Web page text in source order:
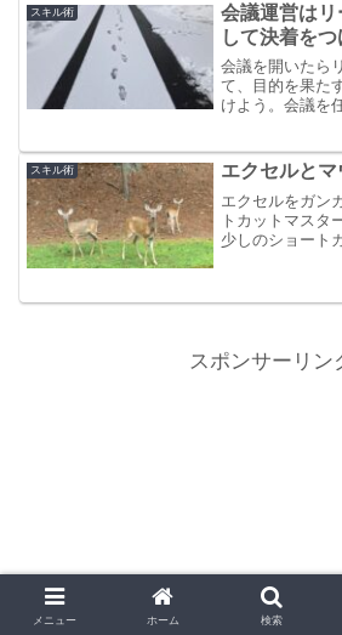
スキル術
会議運営は
して決着をつ
会議を開いたら
て、目的を果た
けよう。会議を
るスキルをつけ
ていこう。
スキル術 エクセルと
エクセルをガン
トカットマスタ
少しのショート
スポンサーリン
メニュー ホーム 検索